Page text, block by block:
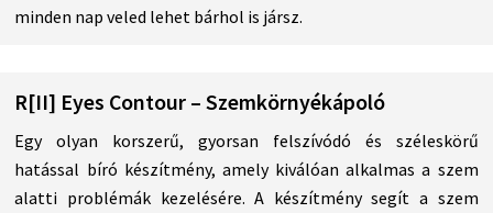
minden nap veled lehet bárhol is jársz.
R[II] Eyes Contour – Szemkörnyékápoló
Egy olyan korszerű, gyorsan felszívódó és széleskörű
hatással bíró készítmény, amely kiválóan alkalmas a szem
alatti problémák kezelésére. A készítmény segít a szem